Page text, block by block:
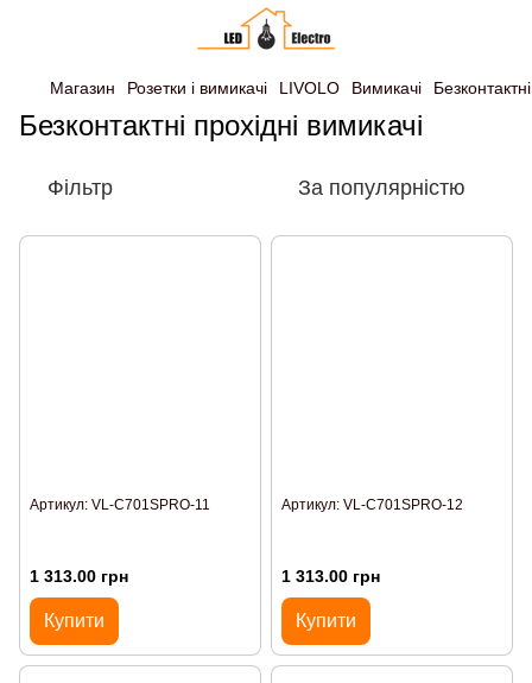
Магазин Розетки і вимикачі LIVOLO Вимикачі
Безконтактні прохідні вимикачі
Фільтр За популярністю
Артикул: VL-C701SPRO-11
1 313.00 грн
Купити
Артикул: VL-C701SPRO-12
1 313.00 грн
Купити